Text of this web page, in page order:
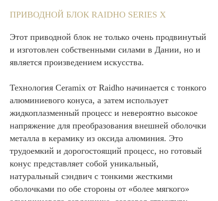
ПРИВОДНОЙ БЛОК RAIDHO SERIES X
Этот приводной блок не только очень продвинутый
и изготовлен собственными силами в Дании, но и
является произведением искусства.
Технология Ceramix от Raidho начинается с тонкого
алюминиевого конуса, а затем использует
жидкоплазменный процесс и невероятно высокое
напряжение для преобразования внешней оболочки
металла в керамику из оксида алюминия. Это
трудоемкий и дорогостоящий процесс, но готовый
конус представляет собой уникальный,
натуральный сэндвич с тонкими жесткими
оболочками по обе стороны от «более мягкого»